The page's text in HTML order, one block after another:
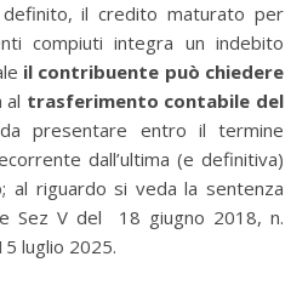
il credito maturato per
compiuti integra un indebito
il contribuente può chiedere
al trasferimento contabile del
presentare entro il termine
dall’ultima (e definitiva)
al riguardo si veda la sentenza
Sez V del 18 giugno 2018, n.
luglio 2025.